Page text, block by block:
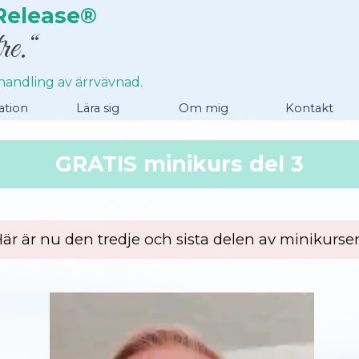
av ärrvävnad.
Hoppa över menyn
▼
Lära sig ▼
Om mig Kontakt
GRATIS minikurs del 3
är nu den tredje och sista delen av